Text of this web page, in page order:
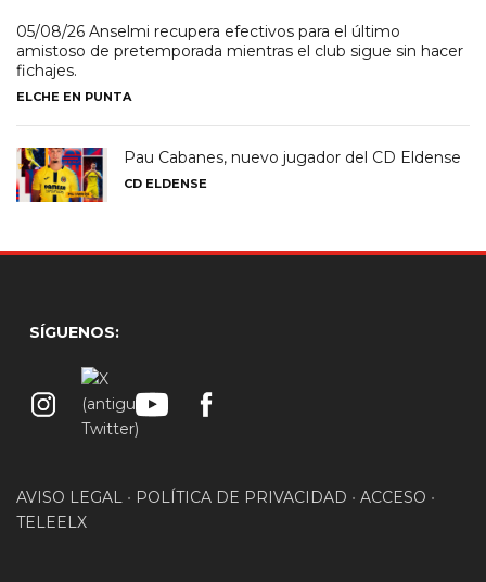
05/08/26 Anselmi recupera efectivos para el último
amistoso de pretemporada mientras el club sigue sin hacer
fichajes.
ELCHE EN PUNTA
Pau Cabanes, nuevo jugador del CD Eldense
CD ELDENSE
SÍGUENOS:
AVISO LEGAL • POLÍTICA DE PRIVACIDAD • ACCESO •
TELEELX